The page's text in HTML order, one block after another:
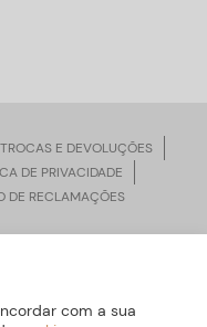
TROCAS E DEVOLUÇÕES
DE PRIVACIDADE
DE RECLAMAÇÕES
| Desenvolvido por
com a sua